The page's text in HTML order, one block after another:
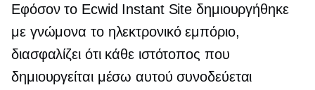
Εφόσον το Ecwid Instant Site δημιουργήθηκε
με γνώμονα το ηλεκτρονικό εμπόριο,
διασφαλίζει ότι κάθε ιστότοπος που
δημιουργείται μέσω αυτού συνοδεύεται